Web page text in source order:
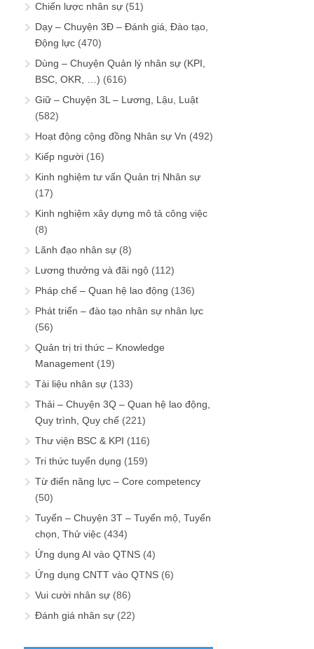
Chiến lược nhân sự (51)
Dạy – Chuyện 3Đ – Đánh giá, Đào tạo,
Động lực (470)
Dùng – Chuyện Quản lý nhân sự (KPI,
BSC, OKR, …) (616)
Giữ – Chuyện 3L – Lương, Lậu, Luật
(582)
Hoạt động cộng đồng Nhân sự Vn (492)
Kiếp người (16)
Kinh nghiệm tư vấn Quản trị Nhân sự
(17)
Kinh nghiệm xây dựng mô tả công việc
(8)
Lãnh đạo nhân sự (8)
Lương thưởng và đãi ngộ (112)
Pháp chế – Quan hệ lao động (136)
Phát triển – đào tạo nhân sự nhân lực
(56)
Quản trị tri thức – Knowledge
Management (19)
Tài liệu nhân sự (133)
Thải – Chuyện 3Q – Quan hệ lao động,
Quy trình, Quy chế (221)
Thư viện BSC & KPI (116)
Tri thức tuyển dụng (159)
Từ điển năng lực – Core competency
(50)
Tuyển – Chuyện 3T – Tuyển mộ, Tuyển
chọn, Thử việc (434)
Ứng dụng AI vào QTNS (4)
Ứng dụng CNTT vào QTNS (6)
Vui cười nhân sự (86)
Đánh giá nhân sự (22)